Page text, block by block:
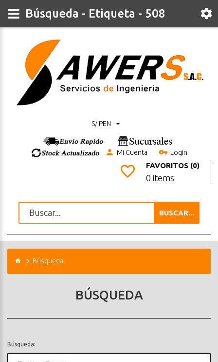
S/ PEN
Mi Cuenta Login
FAVORITOS (0)
0 items
BUSCAR...
Búsqueda
BÚSQUEDA
Búsqueda:
Búsqueda - Etiqueta - 508